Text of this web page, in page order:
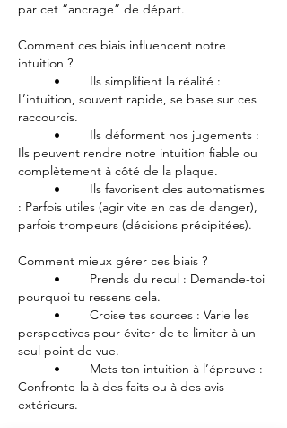
par cet “ancrage” de départ.
Comment ces biais influencent notre
intuition ?
L’intuition, souvent rapide, se base sur ces
raccourcis.
Ils peuvent rendre notre intuition fiable ou
complètement à côté de la plaque.
: Parfois utiles (agir vite en cas de danger),
parfois trompeurs (décisions précipitées).
Comment mieux gérer ces biais ?
pourquoi tu ressens cela.
perspectives pour éviter de te limiter à un
seul point de vue.
Confronte-la à des faits ou à des avis
extérieurs.